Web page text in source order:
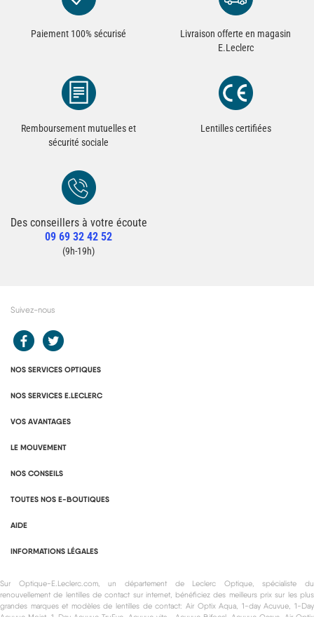
Paiement 100% sécurisé
Livraison offerte en magasin
E.Leclerc
Remboursement mutuelles et
sécurité sociale
Lentilles certifiées
Redirection vers la page Contact du site
Des conseillers à votre écoute
09 69 32 42 52
Contacter un conseiller
(9h-19h)
Suivez-nous
Redirection vers le compte Facebook E.Leclerc
NOS SERVICES OPTIQUES
NOS SERVICES E.LECLERC
VOS AVANTAGES
LE MOUVEMENT
NOS CONSEILS
TOUTES NOS E-BOUTIQUES
AIDE
INFORMATIONS LÉGALES
Sur Optique-E.Leclerc.com, un département de Leclerc Optique, spécialiste du
renouvellement de lentilles de contact sur internet, bénéficiez des meilleurs prix sur les plus
grandes marques et modèles de lentilles de contact: Air Optix Aqua, 1-day Acuvue, 1-Day